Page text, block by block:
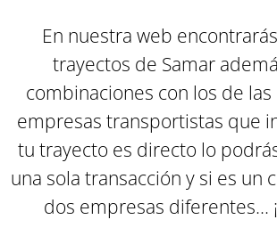
En nuestra web
trayectos de Samar
combinaciones con los de
empresas transportistas que
tu trayecto es directo lo
una sola transacción y si es un
dos empresas diferentes...